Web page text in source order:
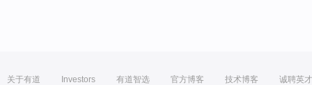
关于有道 Investors 有道智选 官方博客 技术博客 诚聘英才